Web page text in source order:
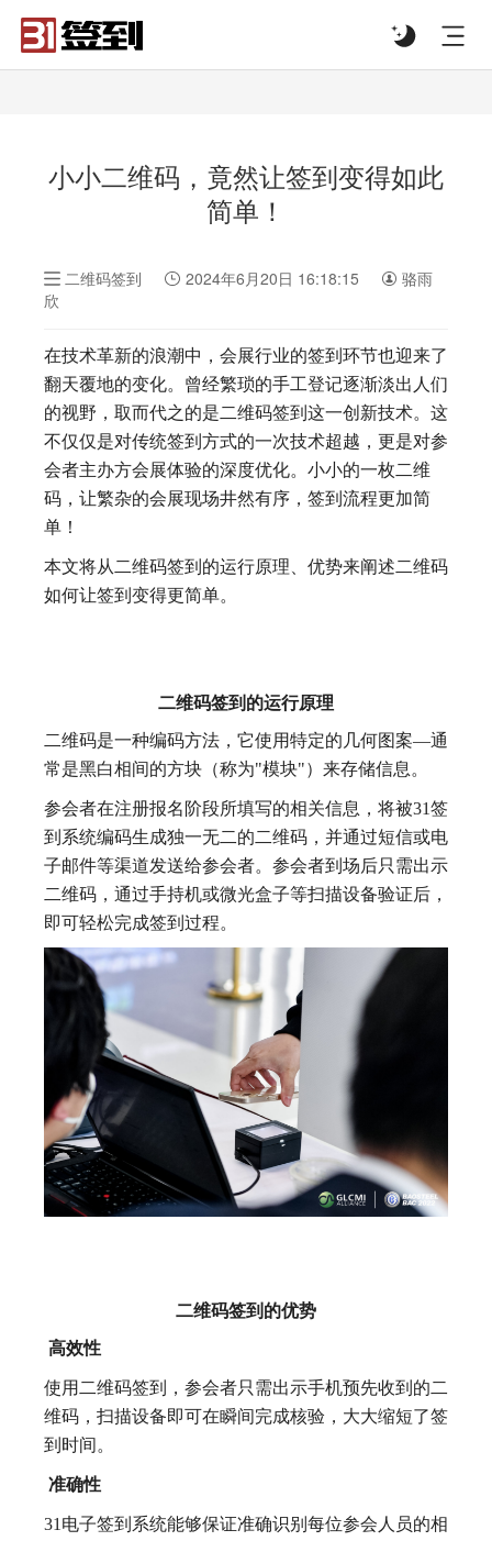
小小二维码，竟然让签到变得如此
简单！
二维码签到 2024年6月20日 16:18:15
骆雨
欣
在技术革新的浪潮中，会展行业的签到环节也迎来了
翻天覆地的变化。曾经繁琐的手工登记逐渐淡出人们
的视野，取而代之的是二维码签到这一创新技术。这
不仅仅是对传统签到方式的一次技术超越，更是对参
会者主办方会展体验的深度优化。小小的一枚二维
码，让繁杂的会展现场井然有序，签到流程更加简
单！
本文将从二维码签到的运行原理、优势来阐述二维码
如何让签到变得更简单。
二维码签到的运行原理
二维码是一种编码方法，它使用特定的几何图案—通
常是黑白相间的方块（称为"模块"）来存储信息。
参会者在注册报名阶段所填写的相关信息，将被31签
到系统编码生成独一无二的二维码，并通过短信或电
子邮件等渠道发送给参会者。参会者到场后只需出示
二维码，通过手持机或微光盒子等扫描设备验证后，
即可轻松完成签到过程。
二维码签到的优势
高效性
使用二维码签到，参会者只需出示手机预先收到的二
维码，扫描设备即可在瞬间完成核验，大大缩短了签
到时间。
准确性
31电子签到系统能够保证准确识别每位参会人员的相